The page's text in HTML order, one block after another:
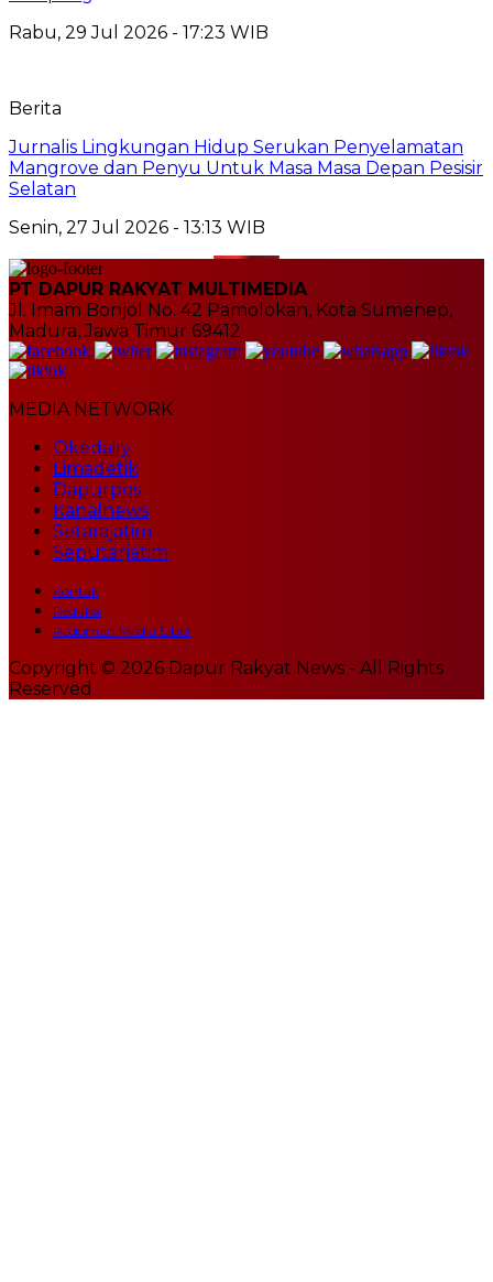
Rabu, 29 Jul 2026 - 17:23 WIB
Berita
Jurnalis Lingkungan Hidup Serukan Penyelamatan
Mangrove dan Penyu Untuk Masa Masa Depan Pesisir
Selatan
Senin, 27 Jul 2026 - 13:13 WIB
PT DAPUR RAKYAT MULTIMEDIA
Jl. Imam Bonjol No. 42 Pamolokan, Kota Sumenep,
Madura, Jawa Timur 69412
MEDIA NETWORK
Okedaily
Limadetik
Dapurpos
Kanalnews
Setarajatim
Seputarjatim
Kontak
Redaksi
Pedoman Media Siber
Copyright © 2026 Dapur Rakyat News - All Rights
Reserved